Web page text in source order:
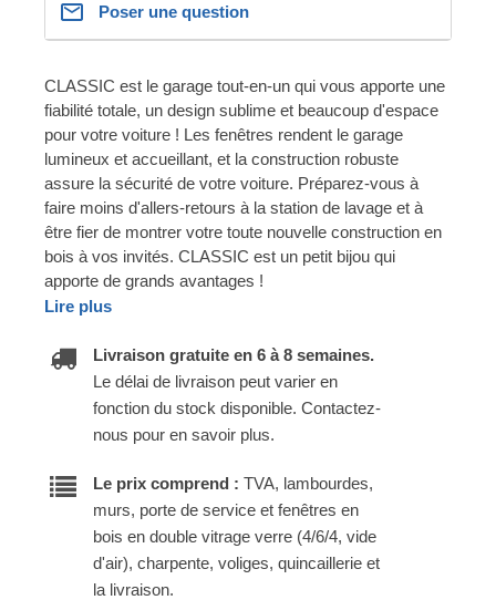
Poser une question
CLASSIC est le garage tout-en-un qui vous apporte une
fiabilité totale, un design sublime et beaucoup d'espace
pour votre voiture ! Les fenêtres rendent le garage
lumineux et accueillant, et la construction robuste
assure la sécurité de votre voiture. Préparez-vous à
faire moins d'allers-retours à la station de lavage et à
être fier de montrer votre toute nouvelle construction en
bois à vos invités. CLASSIC est un petit bijou qui
apporte de grands avantages !
Lire plus
Livraison gratuite en 6 à 8 semaines.
Le délai de livraison peut varier en
fonction du stock disponible. Contactez-
nous pour en savoir plus.
Le prix comprend : TVA, lambourdes,
murs, porte de service et fenêtres en
bois en double vitrage verre (4/6/4, vide
d'air), charpente, voliges, quincaillerie et
la livraison.